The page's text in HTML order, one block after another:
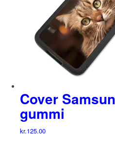
Cover
gummi
kr.125.00